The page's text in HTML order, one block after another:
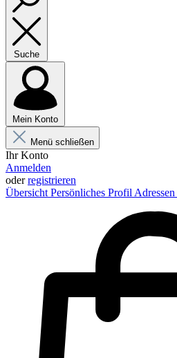
Suche
Mein Konto
Menü schließen
Ihr Konto
Anmelden
oderregistrieren
Übersicht Persönliches Profil Adressen